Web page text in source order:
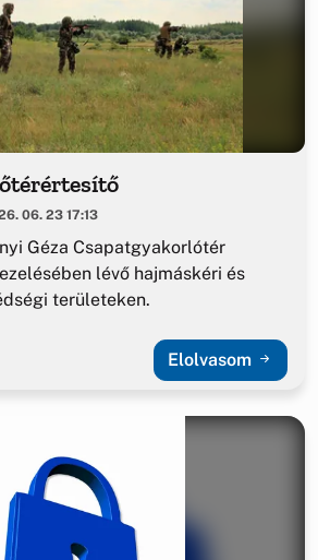
06. 23 17:13
Géza Csapatgyakorlótér
lévő hajmáskéri és
területeken.
Elolvasom